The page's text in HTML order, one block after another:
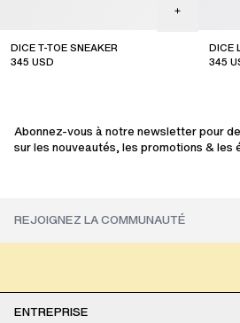
DICE T-TOE SNEAKER
345 USD
DICE
345
Abonnez-vous à notre newsletter pour
sur les nouveautés, les promotions & les
ENTREPRISE